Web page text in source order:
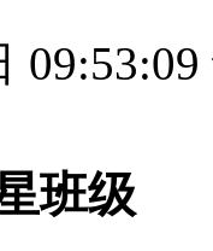
09:53:09
班级